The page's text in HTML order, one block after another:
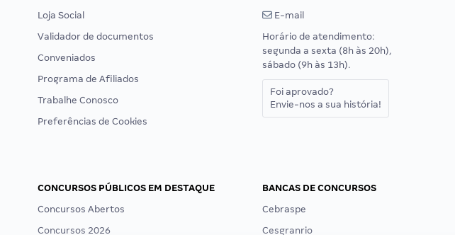
Loja Social
Validador de documentos
Conveniados
Programa de Afiliados
Trabalhe Conosco
Preferências de Cookies
E-mail
Horário de atendimento:
segunda a sexta (8h às 20h),
sábado (9h às 13h).
Foi aprovado?
Envie-nos a sua história!
CONCURSOS PÚBLICOS EM DESTAQUE
Concursos Abertos
Concursos 2026
BANCAS DE CONCURSOS
Cebraspe
Cesgranrio